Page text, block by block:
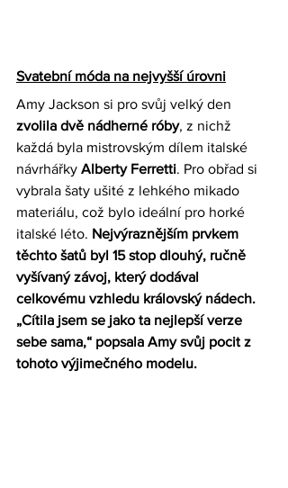
Svatební móda na nejvyšší úrovni
Amy Jackson si pro svůj velký den
zvolila dvě nádherné róby, z nichž
každá byla mistrovským dílem italské
návrhářky Alberty Ferretti. Pro obřad si
vybrala šaty ušité z lehkého mikado
materiálu, což bylo ideální pro horké
italské léto. Nejvýraznějším prvkem
těchto šatů byl 15 stop dlouhý, ručně
vyšívaný závoj, který dodával
celkovému vzhledu královský nádech.
„Cítila jsem se jako ta nejlepší verze
sebe sama,“ popsala Amy svůj pocit z
tohoto výjimečného modelu.